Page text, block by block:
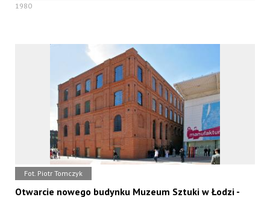
1980
Fot. Piotr Tomczyk
Otwarcie nowego budynku Muzeum Sztuki w Łodzi -